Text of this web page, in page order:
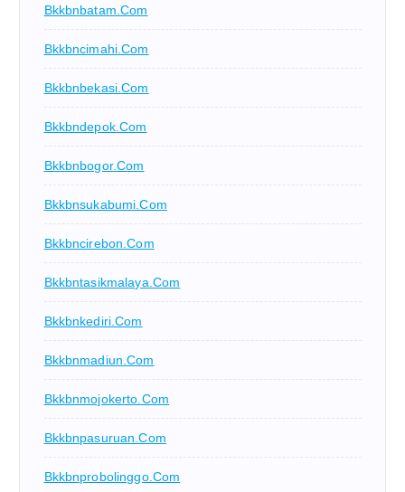
Bkkbnbatam.com
Bkkbncimahi.com
Bkkbnbekasi.com
Bkkbndepok.com
Bkkbnbogor.com
Bkkbnsukabumi.com
Bkkbncirebon.com
Bkkbntasikmalaya.com
Bkkbnkediri.com
Bkkbnmadiun.com
Bkkbnmojokerto.com
Bkkbnpasuruan.com
Bkkbnprobolinggo.com